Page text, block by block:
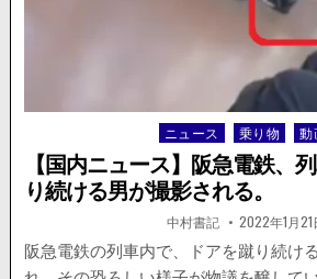
を
起
し
車
が
走。
害
者
の
Posted
in
ニュース 乗り物 動
【国内ニュース】阪急電鉄、
り続ける男が撮影される。
著
者:
中村書記 掲
載
日：
2022年1月21
阪急電鉄の列車内で、ドアを蹴り続け